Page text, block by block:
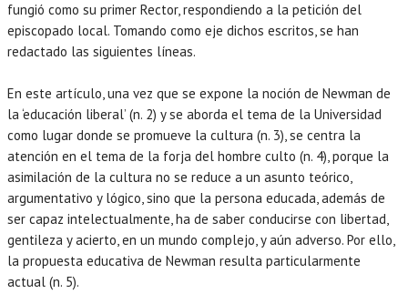
fungió como su primer Rector, respondiendo a la petición del
episcopado local. Tomando como eje dichos escritos, se han
redactado las siguientes líneas.
En este artículo, una vez que se expone la noción de Newman de
la ‘educación liberal’ (n. 2) y se aborda el tema de la Universidad
como lugar donde se promueve la cultura (n. 3), se centra la
atención en el tema de la forja del hombre culto (n. 4), porque la
asimilación de la cultura no se reduce a un asunto teórico,
argumentativo y lógico, sino que la persona educada, además de
ser capaz intelectualmente, ha de saber conducirse con libertad,
gentileza y acierto, en un mundo complejo, y aún adverso. Por ello,
la propuesta educativa de Newman resulta particularmente
actual (n. 5).